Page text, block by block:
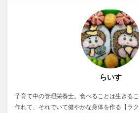
らいす
子育て中の管理栄養士。食べることは生きる
作れて、それでいて健やかな身体を作る【ラ